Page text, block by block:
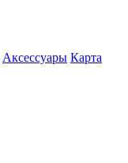
Аксессуары Карта